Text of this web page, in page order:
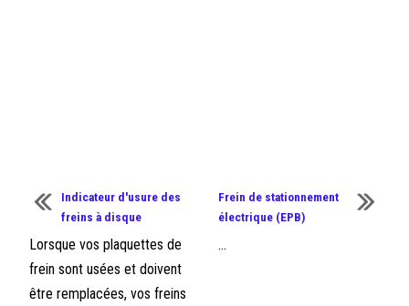
Indicateur d'usure des
freins à disque
Lorsque vos plaquettes de
frein sont usées et doivent
être remplacées, vos freins
Frein de stationnement
électrique (EPB)
...